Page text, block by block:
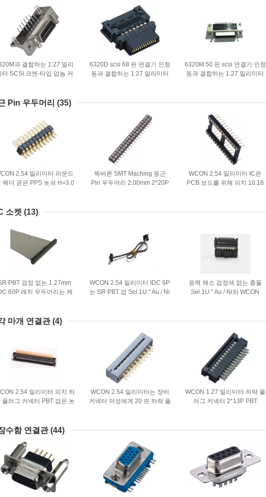
과 결합하는 1.27 밀리
터 SCSI 크엔-타입 암놈 커
6320D scsi 68 핀 연결기 인청
동과 결합하는 1.27 밀리미터
6320M 50 핀 scsi 연결기 인청
동과 결합하는 1.27 밀리미터
Pin 우두머리 (35)
2.54 밀리미터 라운드
헤더 곧은 PPS 놋쇠 H=3.0
똑바른 SMT Maching 둥근
Pin 우두머리 2.00mm 2*20P
WCON 2.54 밀리미터 IC은
PCB 보드를 위해 피치 10.16
을 끼웁니다
소켓 (13)
PBT 검정 없는 1.27mm
60P 래치 우두머리는 케
WCON 2.54 밀리미터 IDC 6P
는 SR PBT 검 Sel.1U " Au / Ni
응력 해소 검정색 없는 충돌
Sel.1U " Au / Ni와 WCON
마개 연결관 (4)
2.54 밀리미터 피치 하
플러그 커넥터 PBT 검은 놋
WCON 2.54 밀리미터는 장비
커넥터 여성에게 20 핀 하락 플
WCON 1.27 밀리미터 하락 플
러그 커넥터 2*13P PBT
수함 연결관 (44)